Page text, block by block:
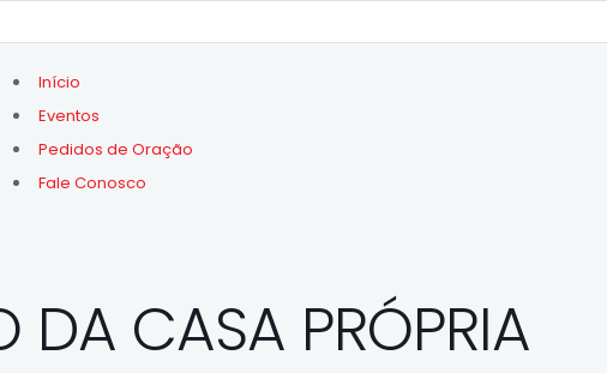
Início
Eventos
Pedidos de Oração
Fale Conosco
DA CASA PRÓPRIA